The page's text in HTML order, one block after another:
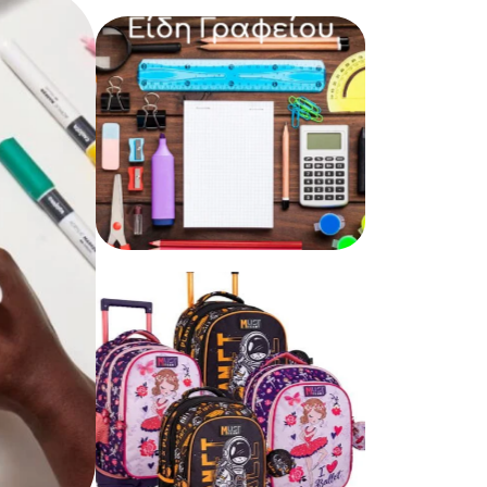
Δώρα – Παιχνίδια
Είδη Γραφείου